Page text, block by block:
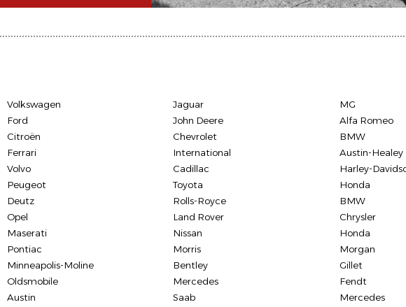
Volkswagen Jaguar
MG
Ford John Deere
Alfa Romeo
Citroën Chevrolet
BMW
Ferrari International
Austin-Healey
Volvo Cadillac
Harley-
Peugeot Toyota
Honda
Deutz Rolls-Royce
BMW
Opel Land Rover
Chrysler
Maserati Nissan
Honda
Pontiac Morris
Morgan
Minneapolis-Moline Bentley
Gillet
Oldsmobile Mercedes
Fendt
Austin Saab
Mercedes